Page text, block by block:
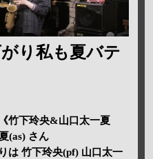
り私も夏バテ
竹下玲央&山口太一夏
(as) さん
は 竹下玲央(pf) 山口太一